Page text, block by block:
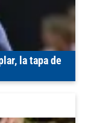
la tapa de